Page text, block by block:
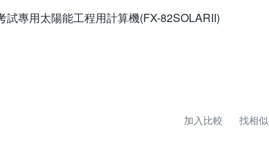
試專用太陽能工程用計算機(FX-82SOLARII)
加入比較 找相似